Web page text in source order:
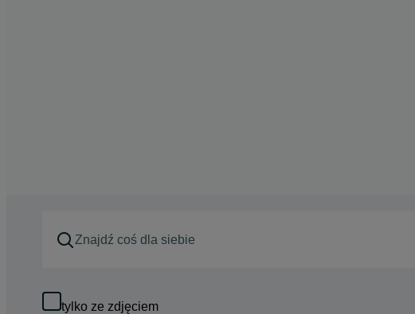
tylko ze zdjęciem